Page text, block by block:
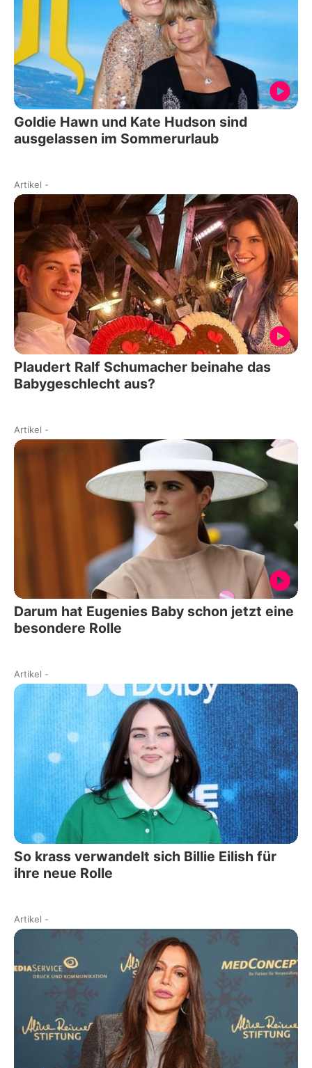
Goldie Hawn und Kate Hudson sind
ausgelassen im Sommerurlaub
Artikel -
Plaudert Ralf Schumacher beinahe das
Babygeschlecht aus?
Artikel -
Darum hat Eugenies Baby schon jetzt eine
besondere Rolle
Artikel -
So krass verwandelt sich Billie Eilish für
ihre neue Rolle
Artikel -